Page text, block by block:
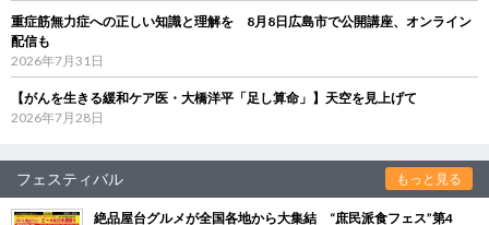
重症筋無力症への正しい知識と理解を 8月8日広島市で公開講座、オンライン
配信も
2026年7月31日
【がんを生きる緩和ケア医・大橋洋平「足し算命」】天空を見上げて
2026年7月28日
フェスティバル もっと見る
絶品屋台グルメが全国各地から大集結 “庶民派食フェス”第4